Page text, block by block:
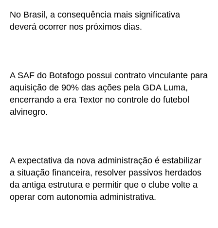
No Brasil, a consequência mais significativa
deverá ocorrer nos próximos dias.
A SAF do Botafogo possui contrato vinculante para
aquisição de 90% das ações pela GDA Luma,
encerrando a era Textor no controle do futebol
alvinegro.
A expectativa da nova administração é estabilizar
a situação financeira, resolver passivos herdados
da antiga estrutura e permitir que o clube volte a
operar com autonomia administrativa.